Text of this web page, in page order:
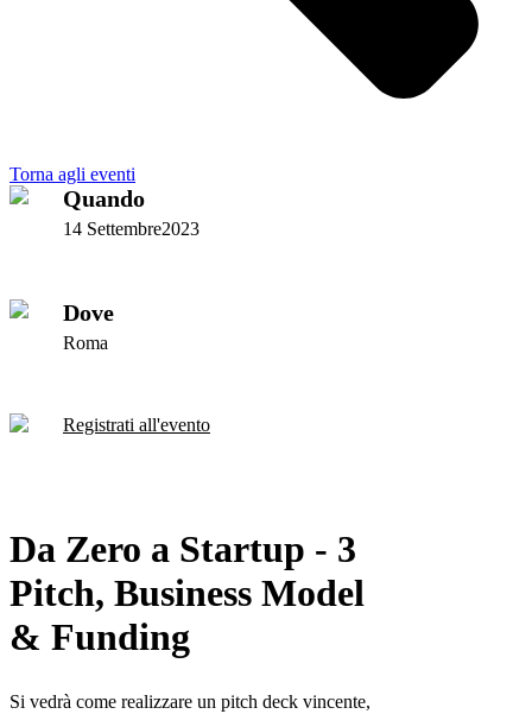
Torna agli eventi
Da Zero a Startup - 3
Pitch, Business Model
& Funding
Si vedrà come realizzare un pitch deck vincente,
Quando
14 Settembre2023
Dove
Roma
Registrati all'evento